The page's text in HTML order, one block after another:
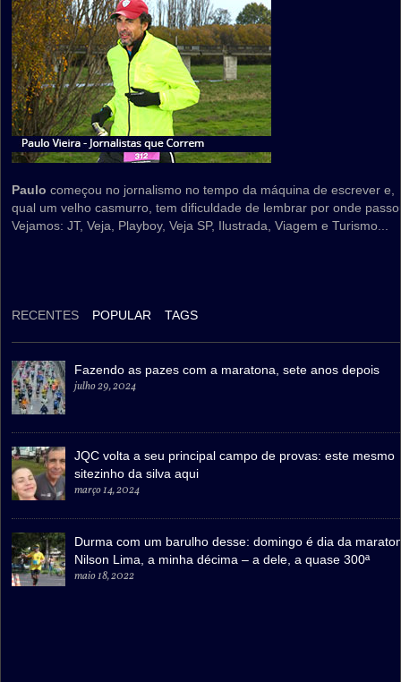
Paulo começou no jornalismo no tempo da máquina de escrever e,
qual um velho casmurro, tem dificuldade de lembrar por onde
Vejamos: JT, Veja, Playboy, Veja SP, Ilustrada, Viagem e Turismo...
RECENTES POPULAR TAGS
Fazendo as pazes com a maratona, sete anos depois
julho 29, 2024
JQC volta a seu principal campo de provas: este mesmo
sitezinho da silva aqui
março 14, 2024
Durma com um barulho desse: domingo é dia da
Nilson Lima, a minha décima – a dele, a quase 300ª
maio 18, 2022